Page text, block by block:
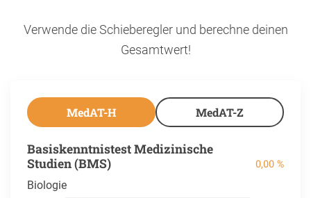
Verwende die Schieberegler und berechne deinen
Gesamtwert!
MedAT-H MedAT-Z
Basiskenntnistest Medizinische
Studien (BMS)
0,00 %
Biologie